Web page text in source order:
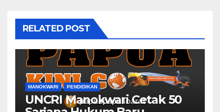
RELATED POST
MANOKWARI PENDIDIKAN
UNCRI Manokwari Cetak 50